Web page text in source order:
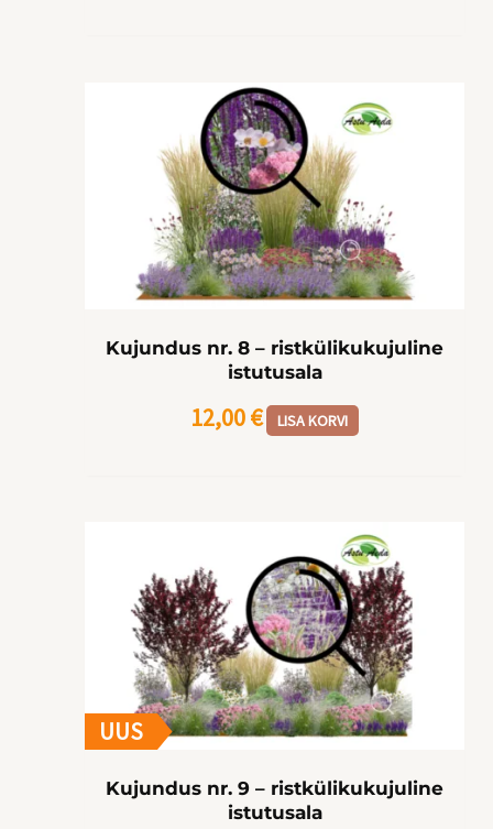
Kujundus nr. 8 – ristkülikukujuline
istutusala
12,00€ LISA KORVI
UUS
Kujundus nr. 9 – ristkülikukujuline
istutusala